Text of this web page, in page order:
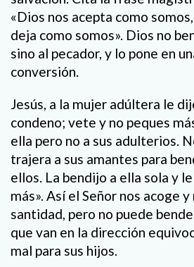
«Dios nos acepta como
deja como somos». Dios no
sino al pecador, y lo pone en
conversión.
Jesús, a la mujer adúltera le
condeno; vete y no peques
ella pero no a sus adulterios.
trajera a sus amantes para
ellos. La bendijo a ella sola y
más». Así el Señor nos acoge
santidad, pero no puede
que van en la dirección
mal para sus hijos.